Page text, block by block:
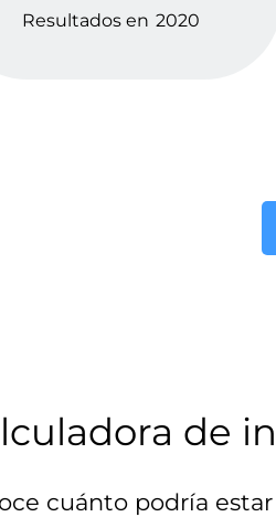
Resultados en 2020
de
cuánto podría